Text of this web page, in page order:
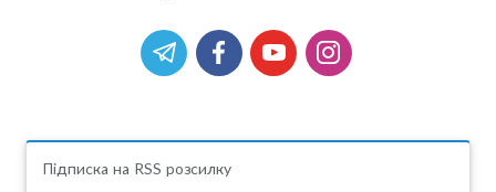
Підписка на RSS розсилку